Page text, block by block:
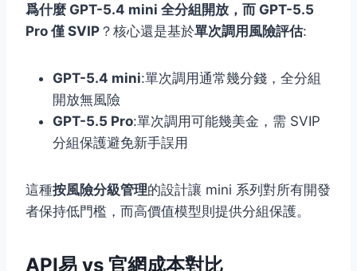
爲什麼 GPT-5.4 mini 全分組開放，而 GPT-5.5
Pro 僅 SVIP ？核心還是基於單次調用風險評估:
GPT-5.4 mini:單次調用通常幾分錢，全分組
開放無風險
GPT-5.5 Pro:單次調用可能幾美金，需 SVIP
分組保護避免新手誤用
這種按風險分級管理的設計讓 mini 系列對所有開發
者保持低門檻，而高價值模型則提供分組保護。
API易 vs 官網成本對比